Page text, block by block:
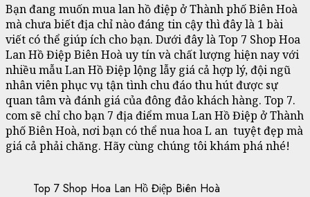
Bạn đang muốn mua lan hồ điệp ở Thành phố Biên Hoà
mà chưa biết địa chỉ nào đáng tin cậy thì đây là 1 bài
viết có thể giúp ích cho bạn. Dưới đây là Top 7 Shop Hoa
Lan Hồ Điệp Biên Hoà uy tín và chất lượng hiện nay với
nhiều mẫu Lan Hồ Điệp lộng lẫy giá cả hợp lý, đội ngũ
nhân viên phục vụ tận tình chu đáo thu hút được sự
quan tâm và đánh giá của đông đảo khách hàng. Top 7.
com sẽ chỉ cho bạn 7 địa điểm mua Lan Hồ Điệp ở Thành
phố Biên Hoà, nơi bạn có thể nua hoa L an tuyệt đẹp mà
giá cả phải chăng. Hãy cùng chúng tôi khám phá nhé!
Top 7 Shop Hoa Lan Hồ Điệp Biên Hoà